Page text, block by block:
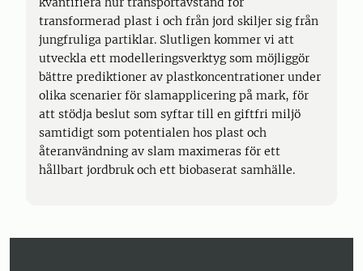
transformerad plast i och från jord skiljer sig från
jungfruliga partiklar. Slutligen kommer vi att
utveckla ett modelleringsverktyg som möjliggör
bättre prediktioner av plastkoncentrationer under
olika scenarier för slamapplicering på mark, för
att stödja beslut som syftar till en giftfri miljö
samtidigt som potentialen hos plast och
återanvändning av slam maximeras för ett
hållbart jordbruk och ett biobaserat samhälle.